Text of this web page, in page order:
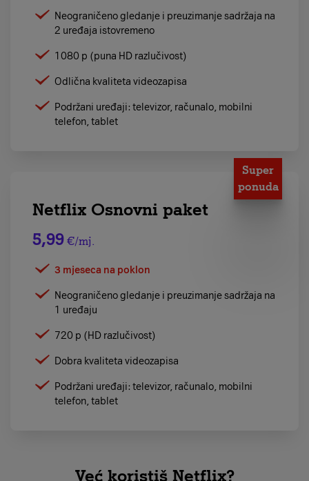
Neograničeno gledanje i preuzimanje sadržaja na
2 uređaja istovremeno
1080 p (puna HD razlučivost)
Odlična kvaliteta videozapisa
Podržani uređaji: televizor, računalo, mobilni
telefon, tablet
Netflix Osnovni paket
5,99 €/mj.
3 mjeseca na poklon
Neograničeno gledanje i preuzimanje sadržaja na
1 uređaju
720 p (HD razlučivost)
Dobra kvaliteta videozapisa
Podržani uređaji: televizor, računalo, mobilni
telefon, tablet
Super
ponuda
Već koristiš Netflix?